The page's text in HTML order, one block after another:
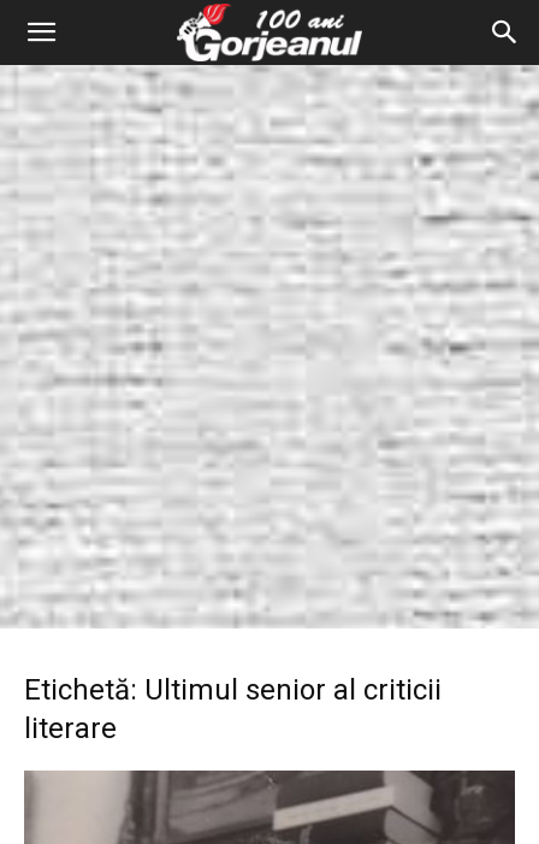
Etichetă: Ultimul senior al criticii
literare